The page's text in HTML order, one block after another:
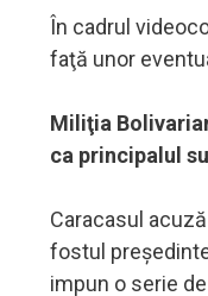
În cadrul
faţă unor
Miliţia
ca principalul
Caracasul
fostul
impun o serie